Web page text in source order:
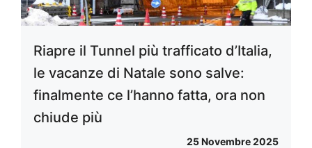
Riapre il Tunnel più trafficato d’Italia,
le vacanze di Natale sono salve:
finalmente ce l’hanno fatta, ora non
chiude più
25 Novembre 2025